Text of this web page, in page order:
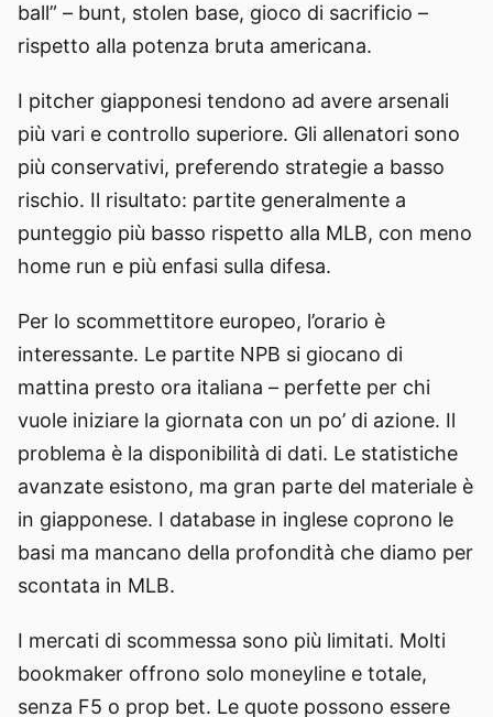
ball” – bunt, stolen base, gioco di sacrificio –
rispetto alla potenza bruta americana.
I pitcher giapponesi tendono ad avere arsenali
più vari e controllo superiore. Gli allenatori sono
più conservativi, preferendo strategie a basso
rischio. Il risultato: partite generalmente a
punteggio più basso rispetto alla MLB, con meno
home run e più enfasi sulla difesa.
Per lo scommettitore europeo, l’orario è
interessante. Le partite NPB si giocano di
mattina presto ora italiana – perfette per chi
vuole iniziare la giornata con un po’ di azione. Il
problema è la disponibilità di dati. Le statistiche
avanzate esistono, ma gran parte del materiale è
in giapponese. I database in inglese coprono le
basi ma mancano della profondità che diamo per
scontata in MLB.
I mercati di scommessa sono più limitati. Molti
bookmaker offrono solo moneyline e totale,
senza F5 o prop bet. Le quote possono essere